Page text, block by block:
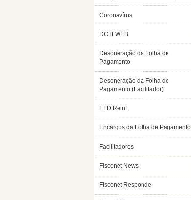
Coronavírus
DCTFWEB
Desoneração da Folha de
Pagamento
Desoneração da Folha de
Pagamento (Facilitador)
EFD Reinf
Encargos da Folha de Pagamento
Facilitadores
Fisconet News
Fisconet Responde